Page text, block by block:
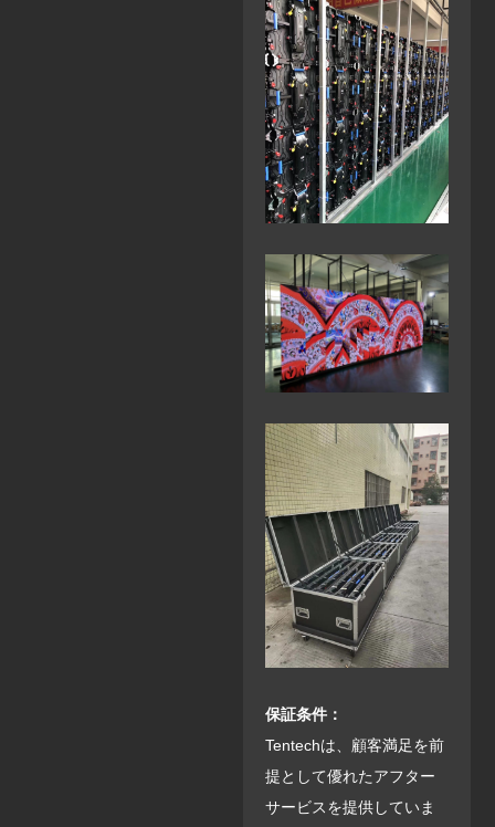
保証条件：
Tentechは、顧客満足を前
提として優れたアフター
サービスを提供していま